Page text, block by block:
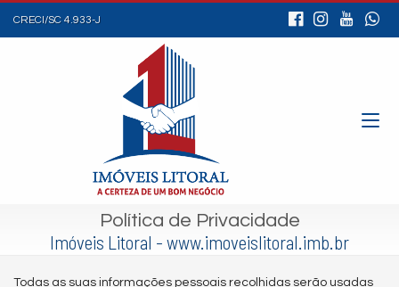
CRECI/SC 4.933-J
Política de Privacidade
Imóveis Litoral - www.imoveislitoral.imb.br
Todas as suas informações pessoais recolhidas serão usadas